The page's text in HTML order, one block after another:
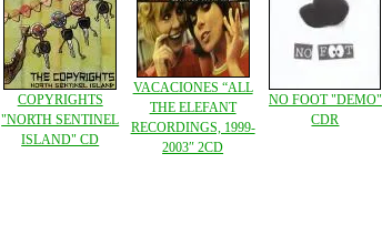
COPYRIGHTS
"NORTH SENTINEL
ISLAND" CD
VACACIONES “ALL
THE ELEFANT
RECORDINGS, 1999-
2003″ 2CD
NO FOOT "DEMO"
CDR